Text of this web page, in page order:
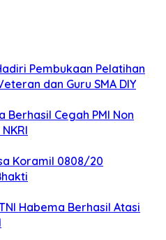
Pembukaan Pelatihan
dan Guru SMA DIY
Berhasil Cegah PMI Non
Koramil 0808/20
Habema Berhasil Atasi